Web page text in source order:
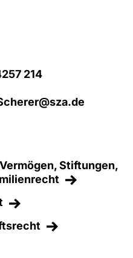
214
Stiftungen,